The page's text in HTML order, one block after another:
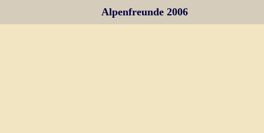
Alpenfreunde 2006